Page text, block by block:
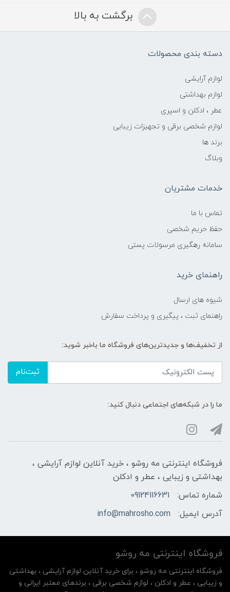
برگشت به بالا
دسته بندی محصولات
لوازم آرایشی
لوازم بهداشتی
عطر ، ادکلن و اسپری
لوازم شخصی برقی و تجهیزات زیبایی
برند ها
وبلاگ
خدمات مشتریان
تماس با ما
حفظ حریم شخصی
سامانه رهگیری مرسولات پستی
راهنمای خرید
شیوه های ارسال
راهنمای ثبت ، پیگیری و پرداخت سفارش
از تخفیف‌ها و جدیدترین‌های فروشگاه ما باخبر شوید:
ثبت‌نام
ما را در شبکه‌های اجتماعی دنبال کنید:
فروشگاه اینترنتی مه‌ رو‌شو ، خرید آنلاین لوازم آرایشی ،
بهداشتی و زیبایی ، عطر و ادکلن
شماره تماس:
09124116631
آدرس ایمیل:
info@mahrosho.com
فروشگاه اینترنتی مه‌ رو‌شو
فروشگاه اینترنتی مه‌ رو‌شو ، برای خرید آنلاین لوازم آرایشی ، بهداشتی
و زیبایی ، عطر و ادکلن ، لوازم شخصی برقی ، برندهای معتبر ایرانی و